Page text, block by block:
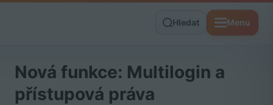
Hledat Menu
Nová funkce: Multilogin a
přístupová práva